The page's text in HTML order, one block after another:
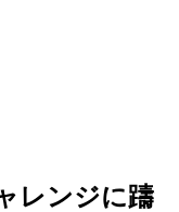
レンジに躊